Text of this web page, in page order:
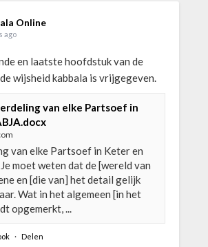
Online
ago
en laatste hoofdstuk van de
wijsheid kabbala is vrijgegeven.
van elke Partsoef in
van elke Partsoef in Keter en
moet weten dat de [wereld van
en [die van] het detail gelijk
Wat in het algemeen [in het
opgemerkt, ...
· Delen